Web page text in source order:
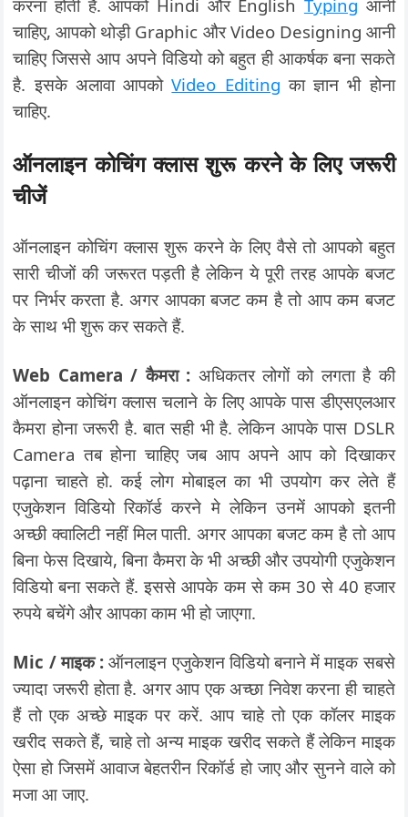
करना होती है. आपको Hindi और English Typing आनी
चाहिए, आपको थोड़ी Graphic और Video Designing आनी
चाहिए जिससे आप अपने विडियो को बहुत ही आकर्षक बना सकते
है. इसके अलावा आपकोVideo Editing का ज्ञान भी होना
चाहिए.
ऑनलाइन कोचिंग क्लास शुरू करने के लिए जरूरी
चीजें
ऑनलाइन कोचिंग क्लास शुरू करने के लिए वैसे तो आपको बहुत
सारी चीजों की जरूरत पड़ती है लेकिन ये पूरी तरह आपके बजट
पर निर्भर करता है. अगर आपका बजट कम है तो आप कम बजट
के साथ भी शुरू कर सकते हैं.
Web Camera / कैमरा : अधिकतर लोगों को लगता है की
ऑनलाइन कोचिंग क्लास चलाने के लिए आपके पास डीएसएलआर
कैमरा होना जरूरी है. बात सही भी है. लेकिन आपके पास DSLR
Camera तब होना चाहिए जब आप अपने आप को दिखाकर
पढ़ाना चाहते हो. कई लोग मोबाइल का भी उपयोग कर लेते हैं
एजुकेशन विडियो रिकॉर्ड करने मे लेकिन उनमें आपको इतनी
अच्छी क्वालिटी नहीं मिल पाती. अगर आपका बजट कम है तो आप
बिना फेस दिखाये, बिना कैमरा के भी अच्छी और उपयोगी एजुकेशन
विडियो बना सकते हैं. इससे आपके कम से कम 30 से 40 हजार
रुपये बचेंगे और आपका काम भी हो जाएगा.
Mic / माइक : ऑनलाइन एजुकेशन विडियो बनाने में माइक सबसे
ज्यादा जरूरी होता है. अगर आप एक अच्छा निवेश करना ही चाहते
हैं तो एक अच्छे माइक पर करें. आप चाहे तो एक कॉलर माइक
खरीद सकते हैं, चाहे तो अन्य माइक खरीद सकते हैं लेकिन माइक
ऐसा हो जिसमें आवाज बेहतरीन रिकॉर्ड हो जाए और सुनने वाले को
मजा आ जाए.